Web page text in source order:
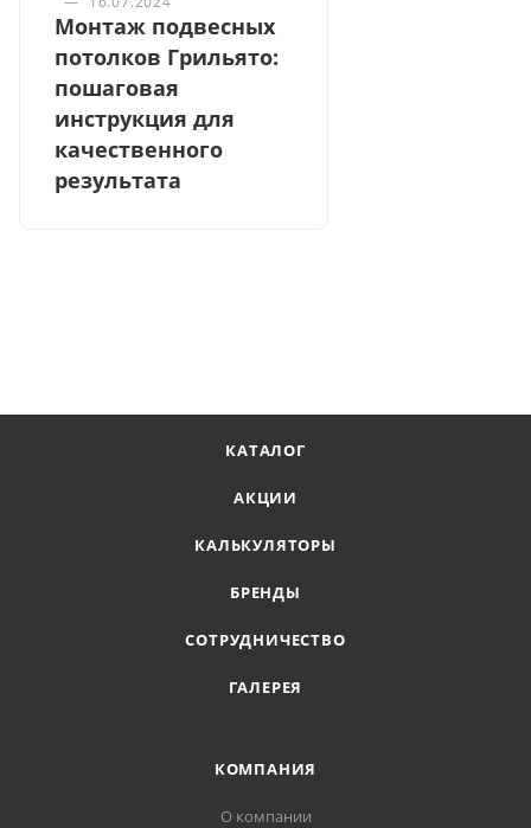
Монтаж подвесных
потолков Грильято:
пошаговая
инструкция для
качественного
результата
КАТАЛОГ
АКЦИИ
КАЛЬКУЛЯТОРЫ
БРЕНДЫ
СОТРУДНИЧЕСТВО
ГАЛЕРЕЯ
КОМПАНИЯ
О компании